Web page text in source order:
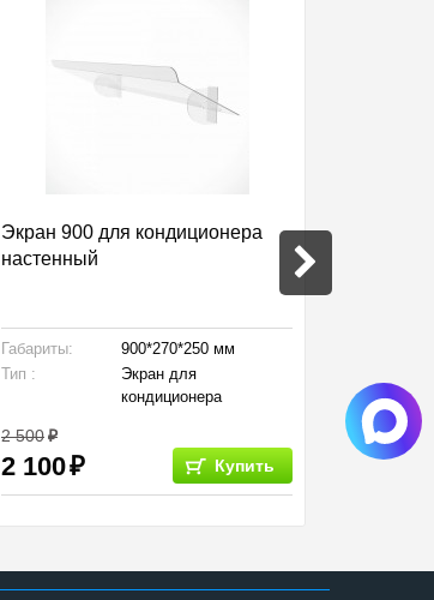
Экран 900 для кондиционера
настенный
Габариты:
900*270*250 мм
Тип :
Экран для
кондиционера
2 500
2 100 Купить